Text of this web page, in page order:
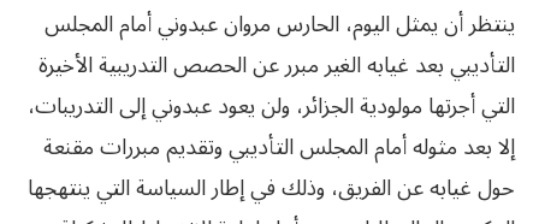
ينتظر أن يمثل اليوم، الحارس مروان عبدوني أمام المجلس
التأديبي بعد غيابه الغير مبرر عن الحصص التدريبية الأخيرة
التي أجرتها مولودية الجزائر، ولن يعود عبدوني إلى التدريبات،
إلا بعد مثوله أمام المجلس التأديبي وتقديم مبررات مقنعة
حول غيابه عن الفريق، وذلك في إطار‮ ‬السياسة‮ ‬التي‮ ‬ينتهجها‮